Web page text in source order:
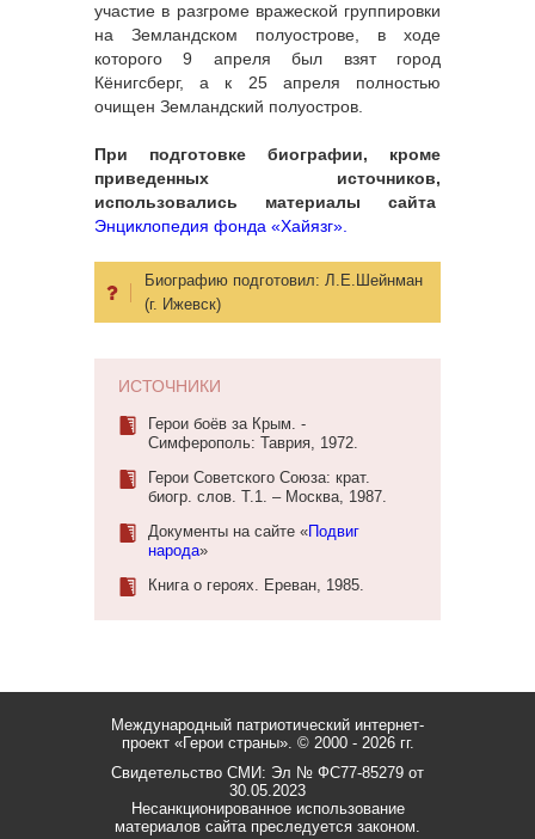
участие в разгроме вражеской группировки
на Земландском полуострове, в ходе
которого 9 апреля был взят город
Кёнигсберг, а к 25 апреля полностью
очищен Земландский полуостров.
При подготовке биографии, кроме
приведенных источников,
использовались материалы сайта
Энциклопедия фонда «Хайязг».
Биографию подготовил: Л.Е.Шейнман
(г. Ижевск)
ИСТОЧНИКИ
Герои боёв за Крым. -
Симферополь: Таврия, 1972.
Герои Советского Союза: крат.
биогр. слов. Т.1. – Москва, 1987.
Документы на сайте «Подвиг
народа»
Книга о героях. Ереван, 1985.
Международный патриотический интернет-
проект «Герои страны». © 2000 - 2026 гг.
Свидетельство СМИ: Эл № ФС77-85279 от
30.05.2023
Несанкционированное использование
материалов сайта преследуется законом.